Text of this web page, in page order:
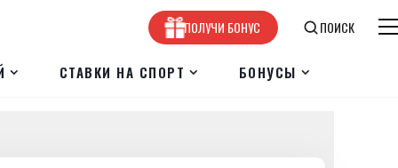
ПОЛУЧИ БОНУС ПОИСК
СТАВКИ НА СПОРТ БОНУСЫ